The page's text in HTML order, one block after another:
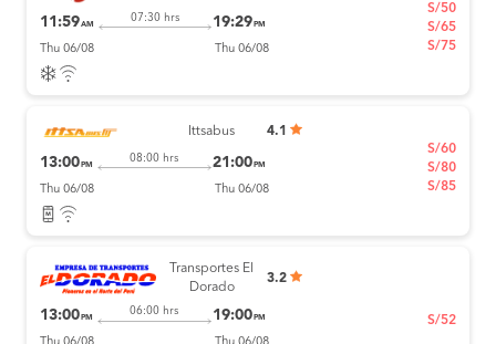
11:59AM
07:30 hrs 19:29 PM
Thu 06/08 Thu 06/08
S/50
S/65
S/75
Ittsabus 4.1
13:00 PM
08:00 hrs 21:00 PM
Thu 06/08 Thu 06/08
S/60
S/80
S/85
Transportes El
Dorado
3.2
13:00PM
06:00 hrs 19:00PM S/52